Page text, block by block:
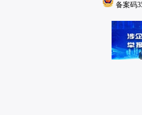
备案码